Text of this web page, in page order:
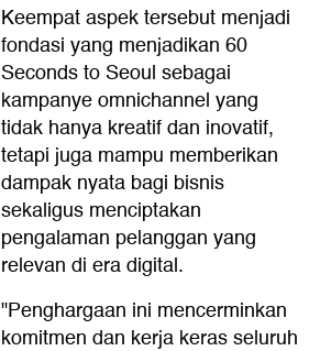
Keempat aspek tersebut menjadi
fondasi yang menjadikan 60
Seconds to Seoul sebagai
kampanye omnichannel yang
tidak hanya kreatif dan inovatif,
tetapi juga mampu memberikan
dampak nyata bagi bisnis
sekaligus menciptakan
pengalaman pelanggan yang
relevan di era digital.
"Penghargaan ini mencerminkan
komitmen dan kerja keras seluruh